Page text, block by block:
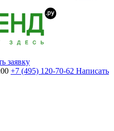
заявку
+7 (495) 120-70-62 Написать